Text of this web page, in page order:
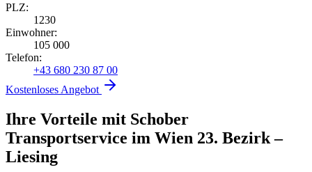
PLZ:
1230
Einwohner:
105 000
Telefon:
+43 680 230 87 00
Kostenloses Angebot
Ihre Vorteile mit Schober
Transportservice im Wien 23. Bezirk –
Liesing